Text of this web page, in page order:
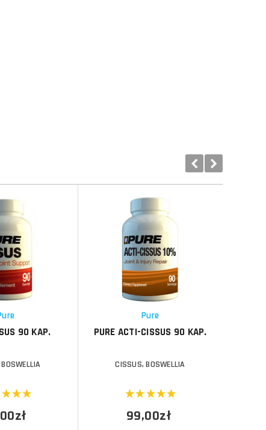
90 KAP.
Pure
PURE ACTI-CISSUS 90 KAP.
CISSUS, BOSWELLIA
99,00zł